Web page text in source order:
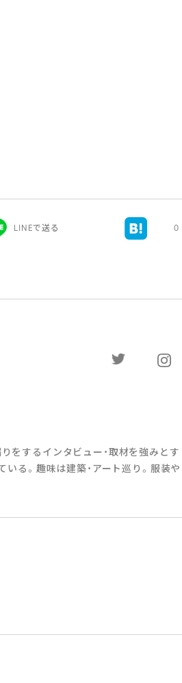
LINEで送る 0
をするインタビュー・取材を強みとす
る。趣味は建築・アート巡り。服装や